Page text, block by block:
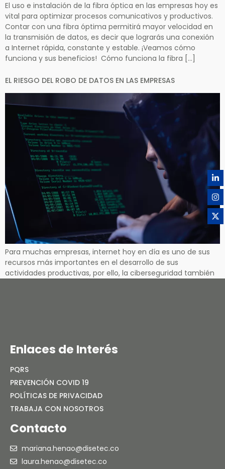
El uso e instalación de la fibra óptica en las empresas hoy es
vital para optimizar procesos comunicativos y productivos.
Contar con una fibra óptima permitirá mayor velocidad en
la transmisión de datos, es decir que lograrás una conexión
a Internet rápida, constante y estable. ¡Veamos cómo
funciona y sus beneficios! Cómo funciona la fibra […]
EL RIESGO DEL ROBO DE DATOS EN LAS EMPRESAS
Para muchas empresas, internet hoy en día es uno de sus
recursos más importantes en el desarrollo de sus
actividades productivas, por ello, la ciberseguridad también
Enlaces de Interés
PQRS
PREVENCIÓN COVID 19
POLÍTICAS DE PRIVACIDAD
TRABAJA CON NOSOTROS
Contacto
mariana.henao@disetec.co
laura.henao@disetec.co